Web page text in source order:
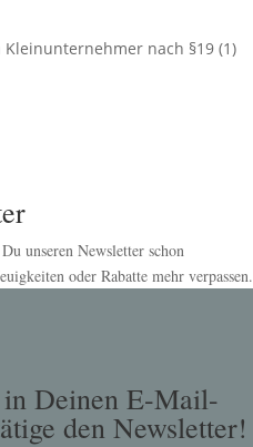
nach §19 (1)
unseren Newsletter schon
oder Rabatte mehr verpassen.
Deinen E-Mail-
den Newsletter!